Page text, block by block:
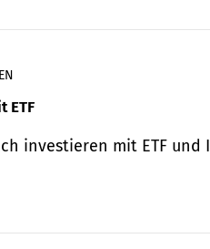
ETF
investieren mit ETF und